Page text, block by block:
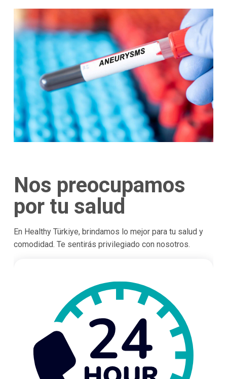
Nos preocupamos
por tu salud
En Healthy Türkiye, brindamos lo mejor para tu salud y
comodidad. Te sentirás privilegiado con nosotros.